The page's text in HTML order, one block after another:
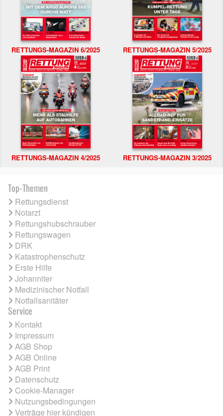
RETTUNGS-MAGAZIN 6/2025 RETTUNGS-MAGAZIN 5/2025
RETTUNGS-MAGAZIN 4/2025 RETTUNGS-MAGAZIN 3/2025
Top-Themen
Rettungsdienst
Notarzt
Rettungshubschrauber
Rettungswagen
DRK
Katastrophenschutz
Erste Hilfe
Johanniter
Medizinischer Notfall
Notfallsanitäter
Service
Kontakt
Impressum
AGB Shop
AGB Online
AGB Print
Datenschutz
Cookie-Manager
Nutzungsbedingungen
Verträge hier kündigen